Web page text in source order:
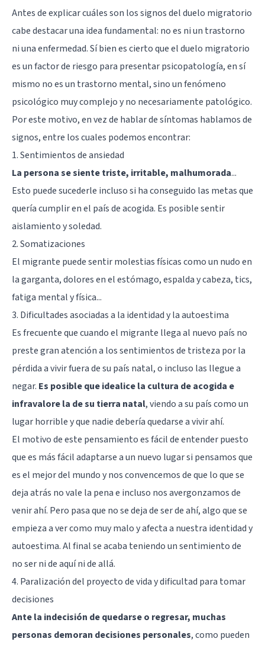
Antes de explicar cuáles son los signos del duelo migratorio
cabe destacar una idea fundamental: no es ni un trastorno
ni una enfermedad. Sí bien es cierto que el duelo migratorio
es un factor de riesgo para presentar psicopatología, en sí
mismo no es un trastorno mental, sino un fenómeno
psicológico muy complejo y no necesariamente patológico.
Por este motivo, en vez de hablar de síntomas hablamos de
signos, entre los cuales podemos encontrar:
1. Sentimientos de ansiedad
La persona se siente triste, irritable, malhumorada...
Esto puede sucederle incluso si ha conseguido las metas que
quería cumplir en el país de acogida. Es posible sentir
aislamiento y soledad.
2. Somatizaciones
El migrante puede sentir molestias físicas como un nudo en
la garganta, dolores en el estómago, espalda y cabeza, tics,
fatiga mental y física...
3. Dificultades asociadas a la identidad y la autoestima
Es frecuente que cuando el migrante llega al nuevo país no
preste gran atención a los sentimientos de tristeza por la
pérdida a vivir fuera de su país natal, o incluso las llegue a
negar. Es posible que idealice la cultura de acogida e
infravalore la de su tierra natal, viendo a su país como un
lugar horrible y que nadie debería quedarse a vivir ahí.
El motivo de este pensamiento es fácil de entender puesto
que es más fácil adaptarse a un nuevo lugar si pensamos que
es el mejor del mundo y nos convencemos de que lo que se
deja atrás no vale la pena e incluso nos avergonzamos de
venir ahí. Pero pasa que no se deja de ser de ahí, algo que se
empieza a ver como muy malo y afecta a nuestra identidad y
autoestima. Al final se acaba teniendo un sentimiento de
no ser ni de aquí ni de allá.
4. Paralización del proyecto de vida y dificultad para tomar
decisiones
Ante la indecisión de quedarse o regresar, muchas
personas demoran decisiones personales, como pueden